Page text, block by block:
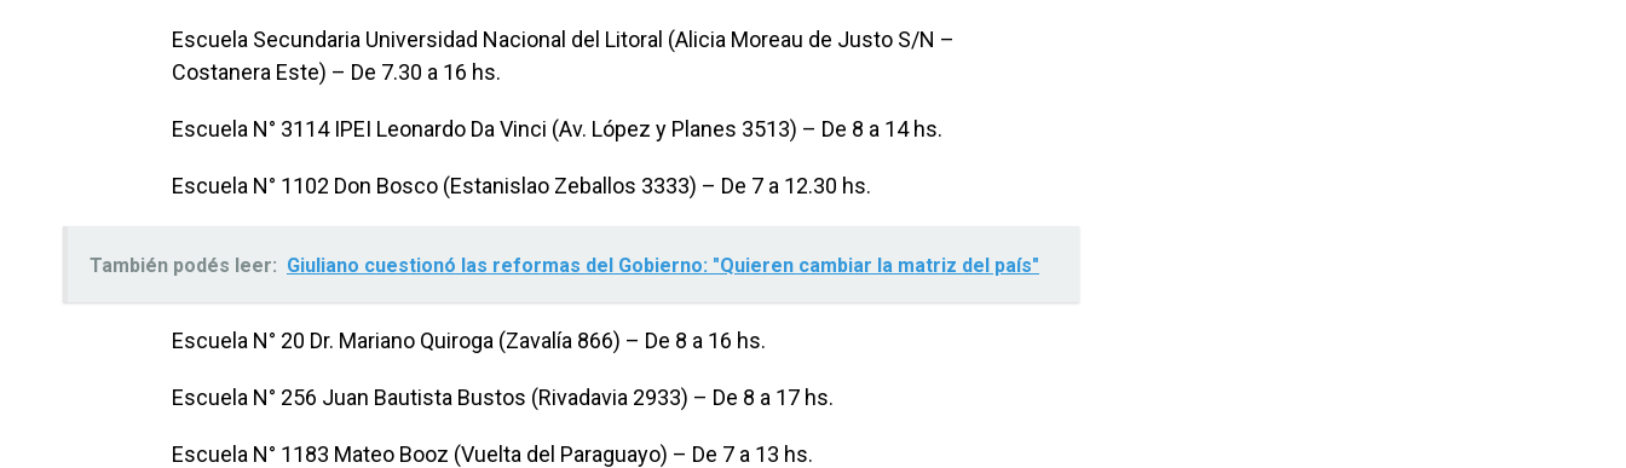
Escuela Secundaria Universidad Nacional del Litoral (Alicia Moreau de Justo S/N –
Costanera Este) – De 7.30 a 16 hs.
Escuela N° 3114 IPEI Leonardo Da Vinci (Av. López y Planes 3513) – De 8 a 14 hs.
Escuela N° 1102 Don Bosco (Estanislao Zeballos 3333) – De 7 a 12.30 hs.
También podés leer: Giuliano cuestionó las reformas del Gobierno: "Quieren cambiar la matriz del país"
Escuela N° 20 Dr. Mariano Quiroga (Zavalía 866) – De 8 a 16 hs.
Escuela N° 256 Juan Bautista Bustos (Rivadavia 2933) – De 8 a 17 hs.
Escuela N° 1183 Mateo Booz (Vuelta del Paraguayo) – De 7 a 13 hs.